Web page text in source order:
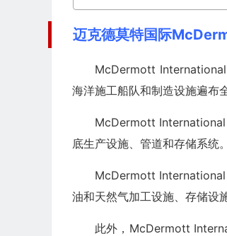
迈克德莫特国际
McDermott
海洋施工船队和制造设施遍布
McDermott International
底生产设施、管道和存储系统。
McDermott International
油和天然气加工设施、存储设
此外，McDermott